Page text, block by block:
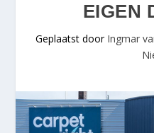
EIGEN
Geplaatst door Ingmar